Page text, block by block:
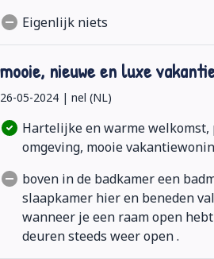
Eigenlijk niets
mooie, nieuwe en luxe
26-05-2024 | nel (NL)
Hartelijke en warme
omgeving, mooie
boven in de badkamer een
slaapkamer hier en beneden
wanneer je een raam open
deuren steeds weer open .